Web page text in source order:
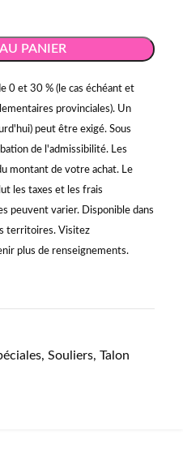
PANIER
0 et 30 % (le cas échéant et
provinciales). Un
peut être exigé. Sous
de l'admissibilité. Les
montant de votre achat. Le
les taxes et les frais
peuvent varier. Disponible dans
territoires. Visitez
plus de renseignements.
, Souliers, Talon